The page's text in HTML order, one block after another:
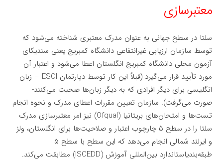
معتبرسازی
سلتا در سطح جهانی به عنوان مدرک معتبری شناخته می‌شود که
توسط سازمان ارزیابی غیرانتفاعی دانشگاه کمبریج یعنی سندیکای
آزمون محلی دانشگاه کمبریج انگلستان اعطا می‌شود و اعتبار آن
مورد تأیید قرار می‌گیرد (قبلاً این کار توسط دپارتمان ESOl – زبان
انگلیسی برای دیگر افرادی که به دیگر زبان‌ها صحبت می‌کنند-
صورت می‌گرفت). سازمان تعیین مقررات اعطای مدرک و نحوه انجام
تست‌ها و امتحان‌های بریتانیا (Ofqual) نیز امر معتبرسازی مدرک
سلتا را در سطح ۵ چارچوب اعتبار و صلاحیت‌ها برای انگلستان، ولز
و ایرلند شمالی انجام می‌دهد که این سطح با سطح ۵
طبقه‌بندیاستاندارد بین‌المللی آموزش (ISCEDD) مطابقت می‌کند.